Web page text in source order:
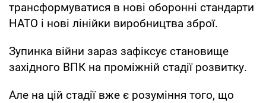
трансформуватися в нові оборонні стандарти
НАТО і нові лінійки виробництва зброї.
Зупинка війни зараз зафіксує становище
західного ВПК на проміжній стадії розвитку.
Але на цій стадії вже є розуміння того, що